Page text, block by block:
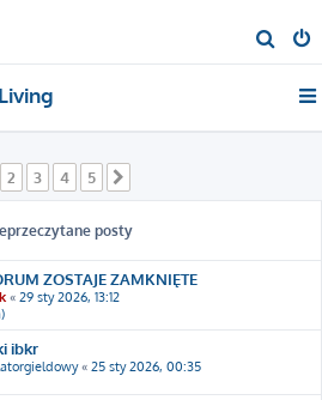
z
2 3 4 5
posty
ZOSTAJE ZAMKNIĘTE
« 29 sty 2026, 13:12
ibkr
« 25 sty 2026, 00:35